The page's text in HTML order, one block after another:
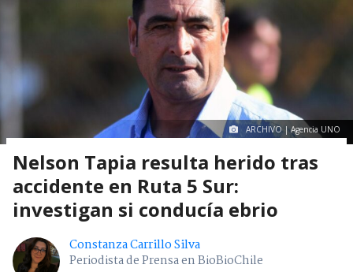
ARCHIVO | Agencia UNO
Nelson Tapia resulta herido tras
accidente en Ruta 5 Sur:
investigan si conducía ebrio
Constanza Carrillo Silva
Periodista de Prensa en BioBioChile